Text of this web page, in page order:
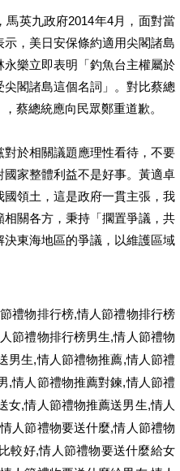
馬英九政府2014年4月，面對當
，美日安保條約適用尖閣諸島
永樂立即表明「釣魚台主權屬於
閣諸島這個名詞」。對比蔡總
蔡總統應向民眾鄭重道歉。
於相關議題應理性看待，不要
家整體利益不是好事。黃適卓
領土，這是政府一貫主張，我
關各方，秉持「擱置爭議，共
東海地區的爭議，以維護區域
禮物排行榜,情人節禮物排行榜
節禮物排行榜男生,情人節禮物
男生,情人節禮物推薦,情人節禮
,情人節禮物推薦對鍊,情人節禮
女,情人節禮物推薦送男生,情人
情人節禮物要送什麼,情人節禮物
較好,情人節禮物要送什麼給女